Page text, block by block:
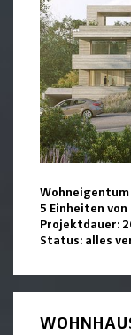
5 Einheiten von
Projektdauer:
Status: alles